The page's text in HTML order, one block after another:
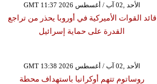
GMT 11:37 2026 الأحد ,02 آب / أغسطس
قائد القوات الأميركية في أوروبا يحذر من تراجع
القدرة على حماية إسرائيل
GMT 13:38 2026 الأحد ,02 آب / أغسطس
روساتوم تتهم أوكرانيا باستهداف محطة